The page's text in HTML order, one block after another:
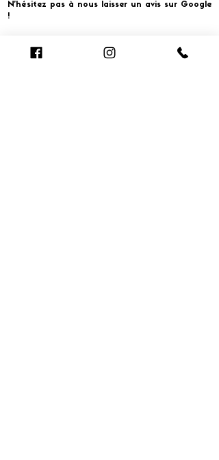
N'hésitez pas à nous laisser un avis sur Google
!